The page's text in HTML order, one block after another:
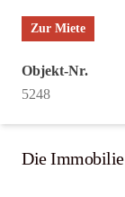
Zur Miete
Objekt-Nr.
5248
Die Immobilie